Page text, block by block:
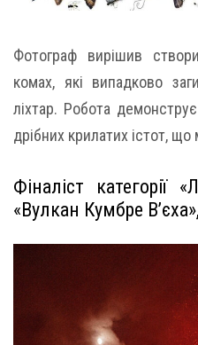
Фотограф вирішив
комах, які випадково
ліхтар. Робота
дрібних крилатих істот,
Фіналіст категорії
«Вулкан Кумбре